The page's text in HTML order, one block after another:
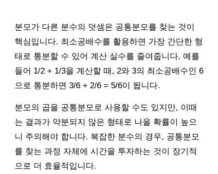
분모가 다른 분수의 덧셈은 공통분모를 찾는 것이
핵심입니다. 최소공배수를 활용하면 가장 간단한 형
태로 통분할 수 있어 계산 실수를 줄여줍니다. 예를
들어 1/2 + 1/3을 계산할 때, 2와 3의 최소공배수인 6
으로 통분하면 3/6 + 2/6 = 5/6이 됩니다.
분모의 곱을 공통분모로 사용할 수도 있지만, 이때
는 결과가 약분되지 않은 형태로 나올 확률이 높으
니 주의해야 합니다. 복잡한 분수의 경우, 공통분모
를 찾는 과정 자체에 시간을 투자하는 것이 장기적
으로 더 효율적입니다.